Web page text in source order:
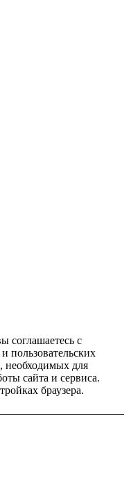
соглашаетесь с
пользовательских
для
сайта и сервиса.
браузера.